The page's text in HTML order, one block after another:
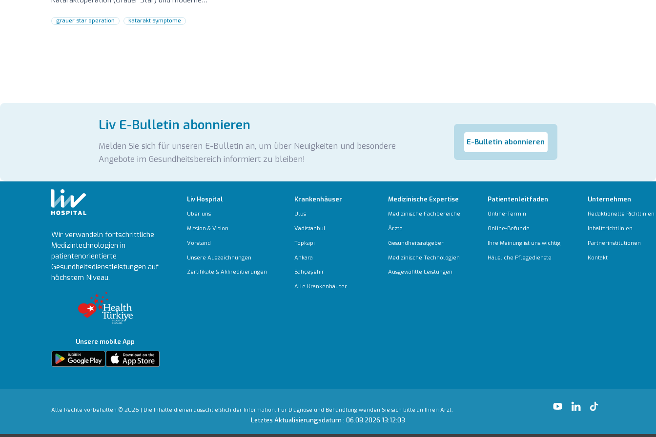
grauer star operation katarakt symptome
Liv E-Bulletin abonnieren
Melden Sie sich für unseren E-Bulletin an, um über Neuigkeiten und besondere
Angebote im Gesundheitsbereich informiert zu bleiben!
E-Bulletin abonnieren
Wir verwandeln fortschrittliche
Medizintechnologien in
patientenorientierte
Gesundheitsdienstleistungen auf
höchstem Niveau.
Unsere mobile App
Liv Hospital
Über uns
Mission & Vision
Vorstand
Unsere Auszeichnungen
Zertifikate & Akkreditierungen
Krankenhäuser
Ulus
Vadistanbul
Topkapı
Ankara
Bahçeşehir
Alle Krankenhäuser
Medizinische Expertise
Medizinische Fachbereiche
Ärzte
Gesundheitsratgeber
Medizinische Technologien
Ausgewählte Leistungen
Patientenleitfaden
Online-Termin
Online-Befunde
Ihre Meinung ist uns wichtig
Häusliche Pflegedienste
Unternehmen
Redaktionelle Richtlinien
Inhaltsrichtlinien
Partnerinstitutionen
Kontakt
Alle Rechte vorbehalten © 2026 | Die Inhalte dienen ausschließlich der Information. Für Diagnose und Behandlung wenden Sie sich bitte an Ihren Arzt.
Letztes Aktualisierungsdatum : 06.08.2026 13:12:03